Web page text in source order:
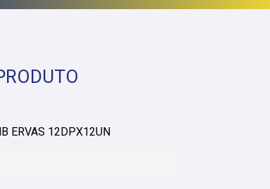
ERVAS 12DPX12UN